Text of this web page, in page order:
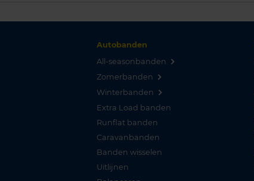
Autobanden
All-seasonbanden
Zomerbanden
Winterbanden
Extra Load banden
Runflat banden
Caravanbanden
Banden wisselen
Uitlijnen